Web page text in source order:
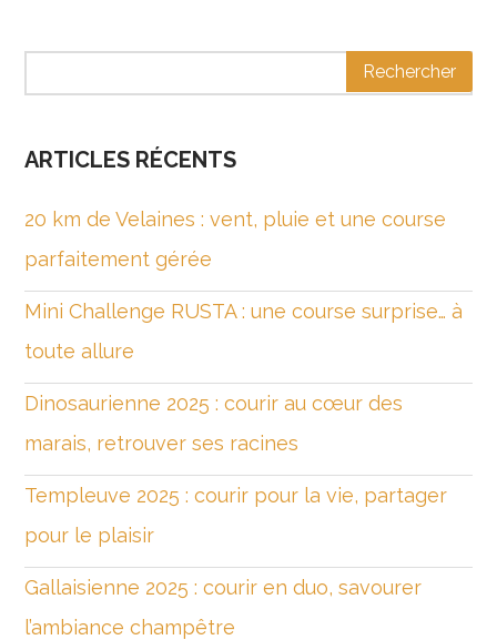
ARTICLES RÉCENTS
20 km de Velaines : vent, pluie et une course
parfaitement gérée
Mini Challenge RUSTA : une course surprise… à
toute allure
Dinosaurienne 2025 : courir au cœur des
marais, retrouver ses racines
Templeuve 2025 : courir pour la vie, partager
pour le plaisir
Gallaisienne 2025 : courir en duo, savourer
l’ambiance champêtre